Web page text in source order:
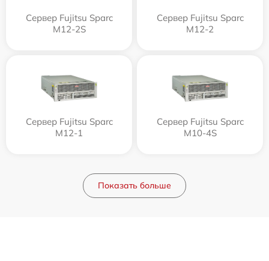
Сервер Fujitsu Sparc
M12-2S
Сервер Fujitsu Sparc
M12-2
Сервер Fujitsu Sparc
M12-1
Сервер Fujitsu Sparc
M10-4S
Показать больше